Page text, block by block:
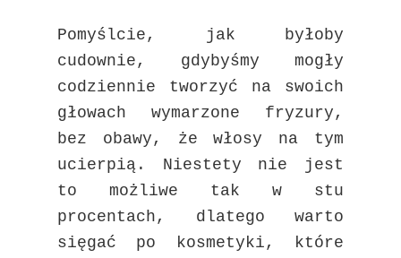
Pomyślcie, jak byłoby
cudownie, gdybyśmy mogły
codziennie tworzyć na swoich
głowach wymarzone fryzury,
bez obawy, że włosy na tym
ucierpią. Niestety nie jest
to możliwe tak w stu
procentach, dlatego warto
sięgać po kosmetyki, które